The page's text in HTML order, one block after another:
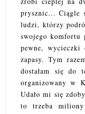
prysznic... Ciągle
ludzi, którzy
swojego komfortu
pewne, wycieczki
zapasy. Tym
dostałam się do
organizowany w
Udało mi się
to trzeba